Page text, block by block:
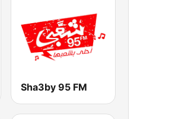
Sha3by 95 FM